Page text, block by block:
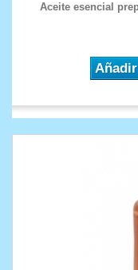
Aceite esencial